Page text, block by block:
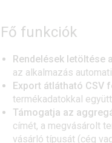
Fő funkciók
Rendelések letöltése
az alkalmazás
Export átlátható CSV
termékadatokkal
Támogatja az
címét, a megvásárolt
vásárló típusát (cég